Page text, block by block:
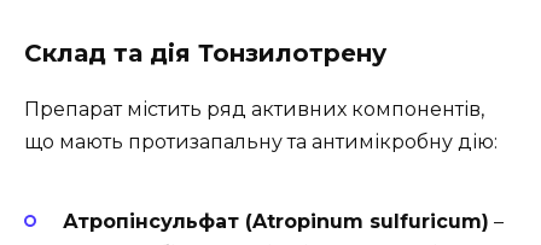
Склад та дія Тонзилотрену
Препарат містить ряд активних компонентів,
що мають протизапальну та антимікробну дію:
Атропінсульфат (Atropinum sulfuricum) –